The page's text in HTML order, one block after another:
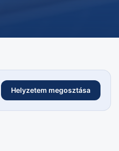
Helyzetem megosztása